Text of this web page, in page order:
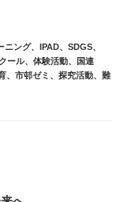
ニング、 IPAD、 SDGS、
ール、 体験活動、
国連
、 市邨ゼミ 、 探究活動、 難